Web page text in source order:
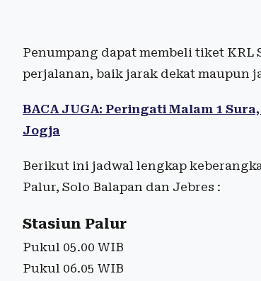
Penumpang dapat membeli tiket
perjalanan, baik jarak dekat maupun
BACA JUGA: Peringati Malam 1
Jogja
Berikut ini jadwal lengkap
Palur, Solo Balapan dan Jebres :
Stasiun Palur
Pukul 05.00 WIB
Pukul 06.05 WIB